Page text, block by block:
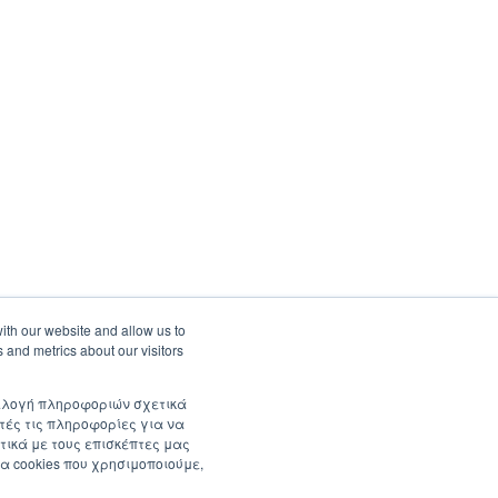
our website and allow us to
metrics about our visitors
πληροφοριών σχετικά
τις πληροφορίες για να
με τους επισκέπτες μας
cookies που χρησιμοποιούμε,